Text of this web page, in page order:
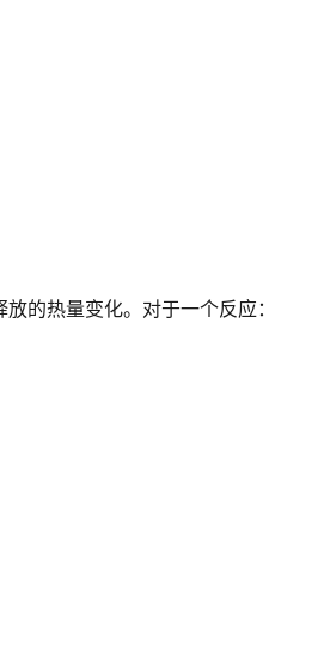
的热量变化。对于一个反应：